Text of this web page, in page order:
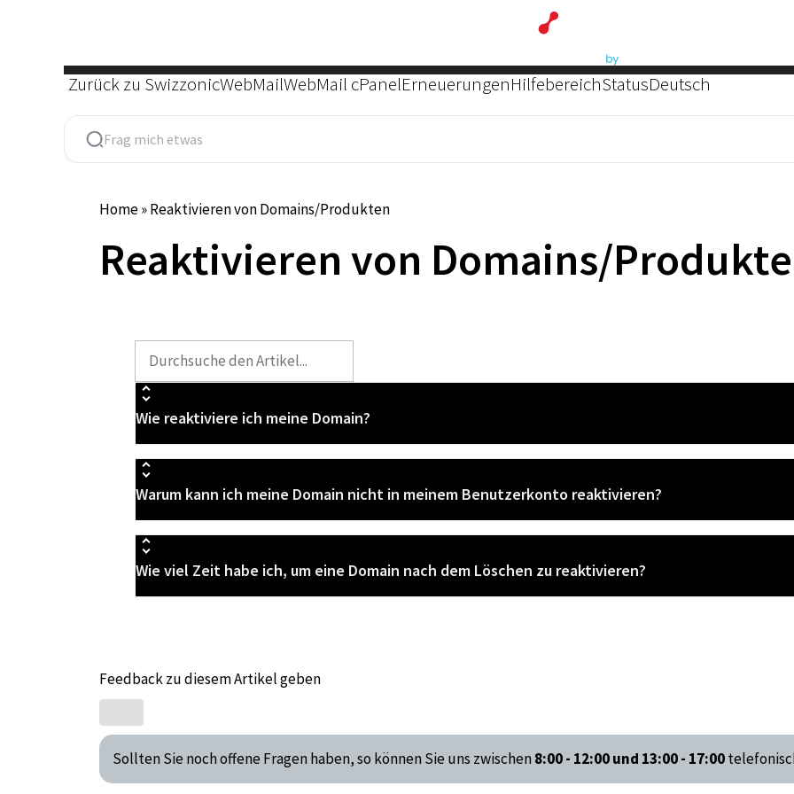
Zurück zu SwizzonicWebMailWebMail cPanelErneuerungenHilfebereichStatusDeutsch
Home»Reaktivieren von Domains/Produkten
Reaktivieren von Domains/
Wie reaktiviere ich meine Domain?
Warum kann ich meine Domain nicht in meinem Benutzerkonto reaktivieren?
Wie viel Zeit habe ich, um eine Domain nach dem Löschen zu reaktivieren?
Feedback zu diesem Artikel geben
Sollten Sie noch offene Fragen haben, so können Sie uns zwischen8:00 - 12:00 und 13:00 - 17:00